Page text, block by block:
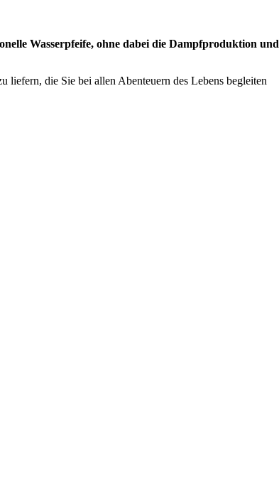
Wasserpfeife, ohne dabei die Dampfproduktion und
die Sie bei allen Abenteuern des Lebens begleiten